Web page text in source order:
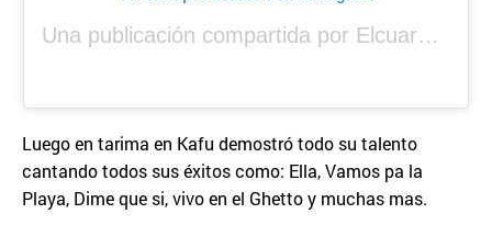
Una publicación compartida por Elcuara (@elcuara.25)
Luego en tarima en Kafu demostró todo su talento
cantando todos sus éxitos como: Ella, Vamos pa la
Playa, Dime que si, vivo en el Ghetto y muchas mas.